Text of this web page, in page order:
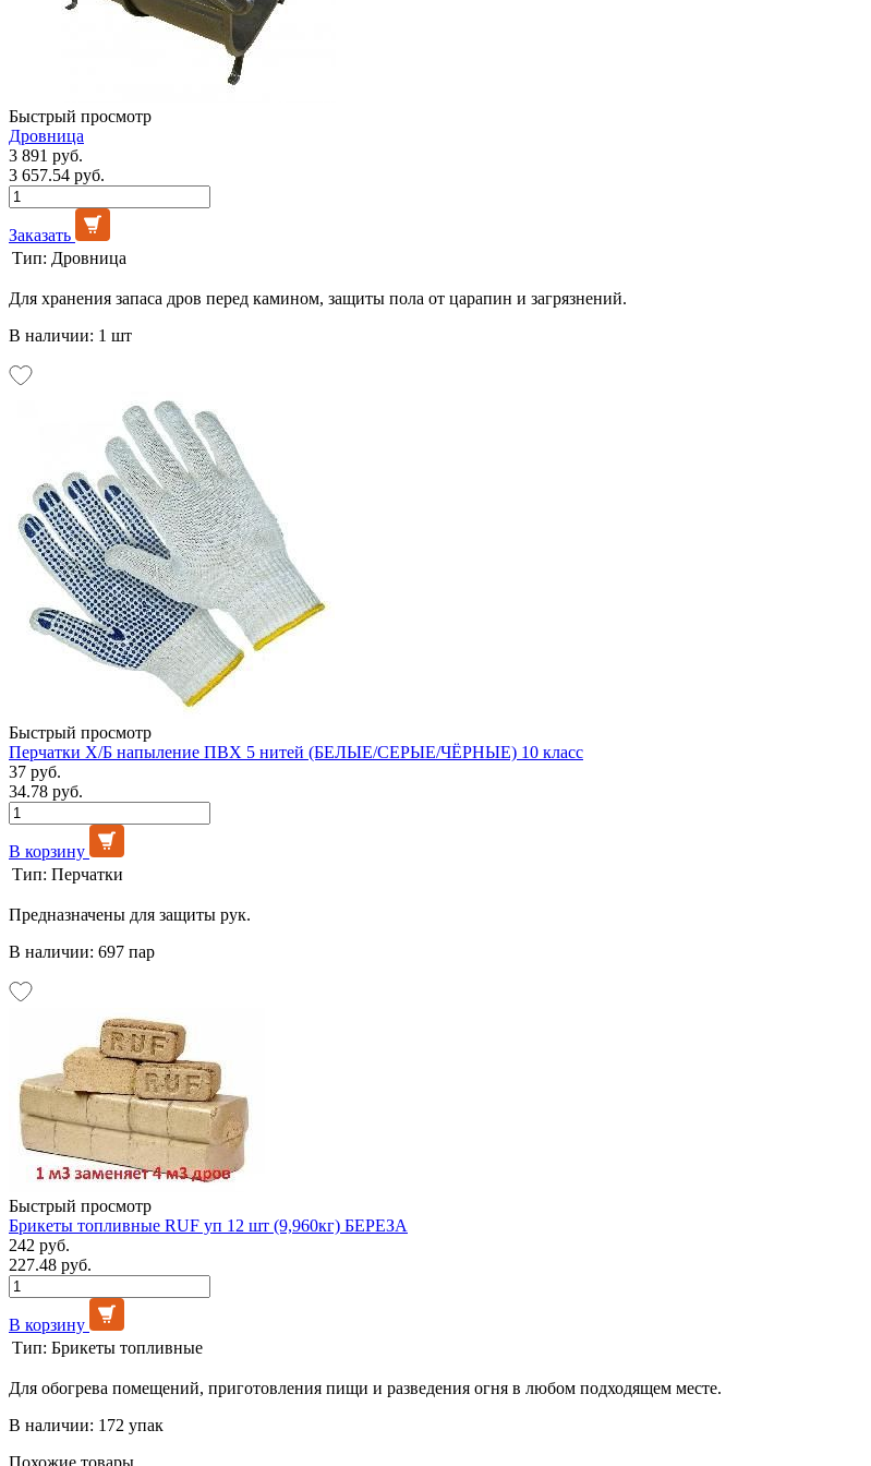
Быстрый просмотр
Дровница
3 891 руб.
3 657.54 руб.
Заказать
Тип: Дровница
Для хранения запаса дров перед камином, защиты пола от царапин и загрязнений.
В наличии: 1 шт
Быстрый просмотр
Перчатки Х/Б напыление ПВХ 5 нитей (БЕЛЫЕ/СЕРЫЕ/ЧЁРНЫЕ) 10 класс
37 руб.
34.78 руб.
В корзину
Тип: Перчатки
Предназначены для защиты рук.
В наличии: 697 пар
Быстрый просмотр
Брикеты топливные RUF уп 12 шт (9,960кг) БЕРЕЗА
242 руб.
227.48 руб.
В корзину
Тип: Брикеты топливные
Для обогрева помещений, приготовления пищи и разведения огня в любом подходящем месте.
В наличии: 172 упак
Похожие товары